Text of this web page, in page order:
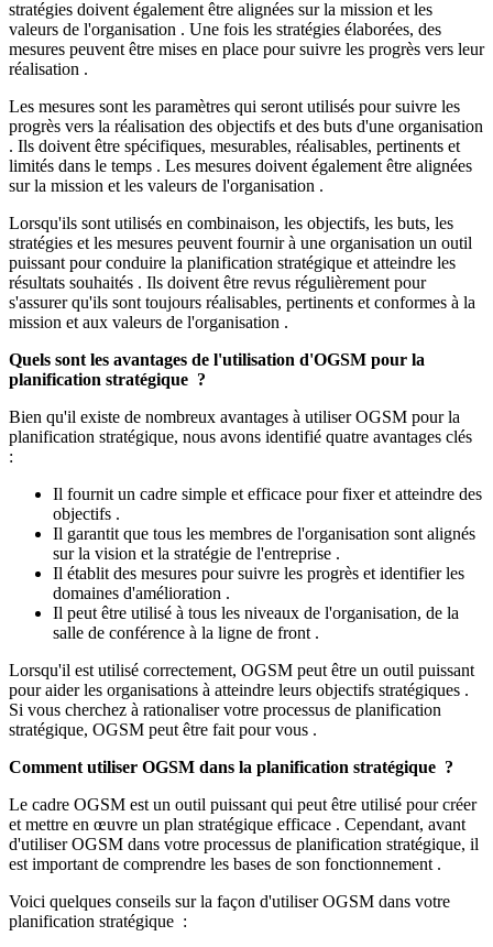
stratégies doivent également être alignées sur la mission et les
valeurs de l'organisation . Une fois les stratégies élaborées, des
mesures peuvent être mises en place pour suivre les progrès vers leur
réalisation .
Les mesures sont les paramètres qui seront utilisés pour suivre les
progrès vers la réalisation des objectifs et des buts d'une organisation
. Ils doivent être spécifiques, mesurables, réalisables, pertinents et
limités dans le temps . Les mesures doivent également être alignées
sur la mission et les valeurs de l'organisation .
Lorsqu'ils sont utilisés en combinaison, les objectifs, les buts, les
stratégies et les mesures peuvent fournir à une organisation un outil
puissant pour conduire la planification stratégique et atteindre les
résultats souhaités . Ils doivent être revus régulièrement pour
s'assurer qu'ils sont toujours réalisables, pertinents et conformes à la
mission et aux valeurs de l'organisation .
Quels sont les avantages de l'utilisation d'OGSM pour la
planification stratégique ?
Bien qu'il existe de nombreux avantages à utiliser OGSM pour la
planification stratégique, nous avons identifié quatre avantages clés
:
Il fournit un cadre simple et efficace pour fixer et atteindre des
objectifs .
Il garantit que tous les membres de l'organisation sont alignés
sur la vision et la stratégie de l'entreprise .
Il établit des mesures pour suivre les progrès et identifier les
domaines d'amélioration .
Il peut être utilisé à tous les niveaux de l'organisation, de la
salle de conférence à la ligne de front .
Lorsqu'il est utilisé correctement, OGSM peut être un outil puissant
pour aider les organisations à atteindre leurs objectifs stratégiques .
Si vous cherchez à rationaliser votre processus de planification
stratégique, OGSM peut être fait pour vous .
Comment utiliser OGSM dans la planification stratégique ?
Le cadre OGSM est un outil puissant qui peut être utilisé pour créer
et mettre en œuvre un plan stratégique efficace . Cependant, avant
d'utiliser OGSM dans votre processus de planification stratégique, il
est important de comprendre les bases de son fonctionnement .
Voici quelques conseils sur la façon d'utiliser OGSM dans votre
planification stratégique :